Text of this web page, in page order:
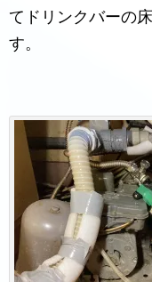
てドリンクバーの
す。